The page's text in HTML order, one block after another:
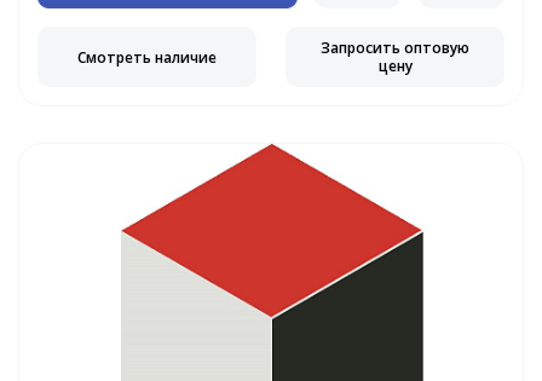
Смотреть наличие
Запросить оптовую
цену